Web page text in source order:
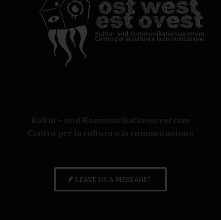
Kultur- und Kommunikationszentrum
Centro per la cultura e la comunicazione
LEAVE US A MESSAGE!